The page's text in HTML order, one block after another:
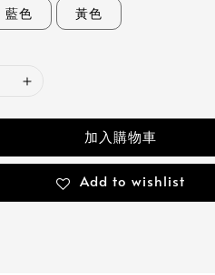
藍色 黃色
加入購物車
Add to wishlist